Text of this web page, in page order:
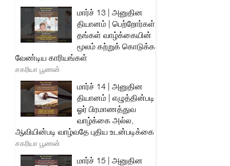
மார்ச் 13 | அனுதின
தியானம் | பெற்றோர்கள்
தங்கள் வாழ்க்கையின்
மூலம் கற்றுக் கொடுக்க
வேண்டிய காரியங்கள்
சகரியா பூணன்
மார்ச் 14 | அனுதின
தியானம் | எழுத்தின்படி
ஓர் பிரமாணத்துவ
வாழ்க்கை அல்ல,
ஆவியின்படி வாழ்வதே புதிய உடன்படிக்கை
சகரியா பூணன்
மார்ச் 15 | அனுதின